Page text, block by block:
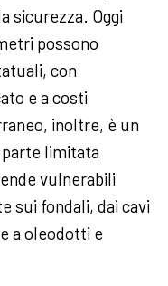
sicurezza. Oggi
possono
con
e a costi
inoltre, è un
limitata
vulnerabili
sui fondali, dai cavi
a oleodotti e